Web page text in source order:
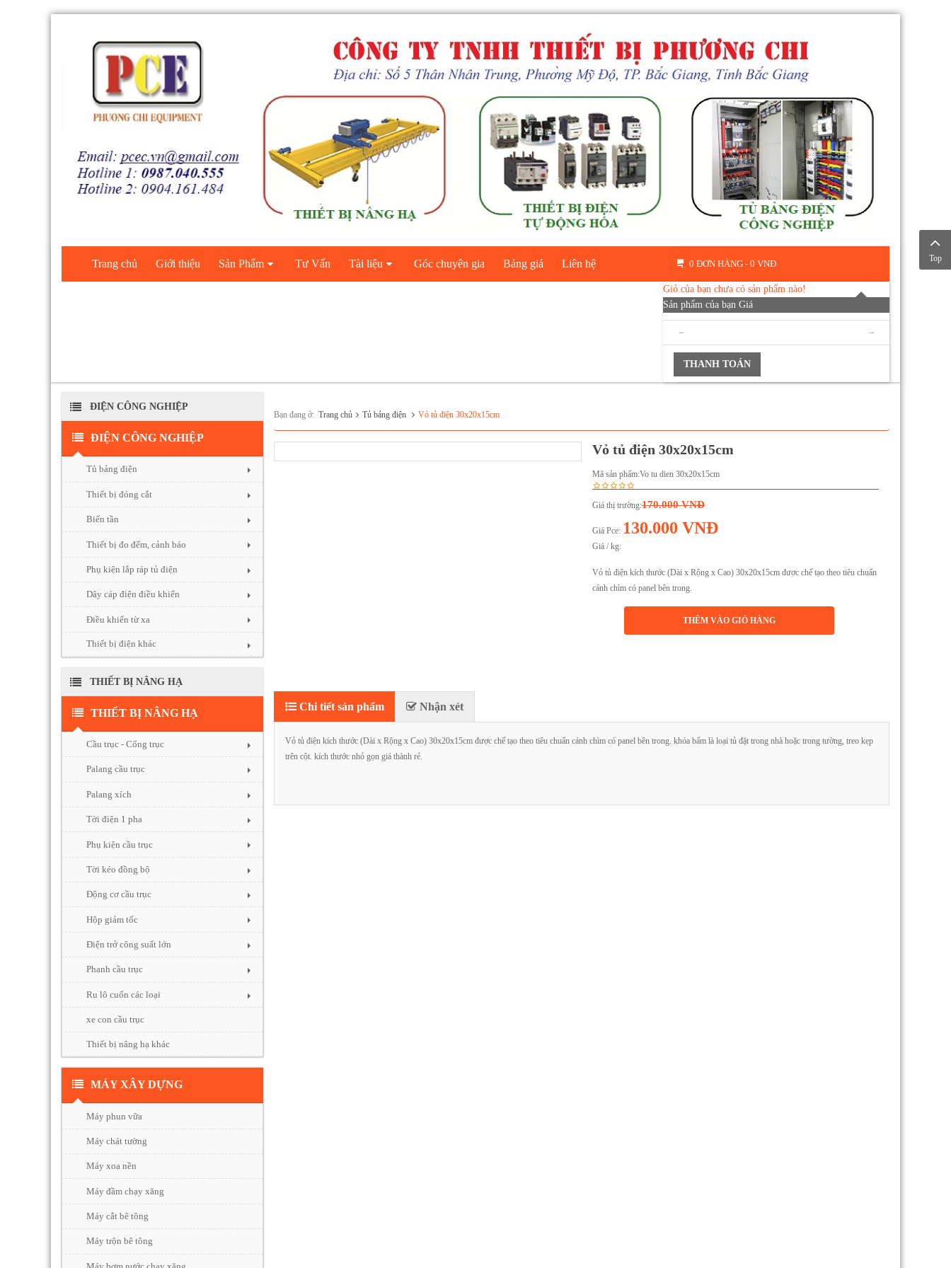
Trang chủ Giới thiệu Sản Phẩm Tư Vấn Tài liệu Góc chuyên gia Bảng giá Liên hệ 0 ĐƠN HÀNG - 0 VNĐ
Giỏ của bạn chưa có sản phẩm nào!
Sản phẩm của bạn Giá
THANH TOÁN
ĐIỆN CÔNG NGHIỆP
ĐIỆN CÔNG NGHIỆP
Tủ bảng điện
Thiết bị đóng cắt
Biến tần
Thiết bị đo đếm, cảnh báo
Phụ kiện lắp ráp tủ điện
Dây cáp điện điều khiển
Điều khiển từ xa
Thiết bị điện khác
THIẾT BỊ NÂNG HẠ
THIẾT BỊ NÂNG HẠ
Cầu trục - Cổng trục
Palang cầu trục
Palang xích
Tời điện 1 pha
Phụ kiện cầu trục
Tời kéo đồng bộ
Động cơ cầu trục
Hộp giảm tốc
Điện trở công suất lớn
Phanh cầu trục
Ru lô cuốn các loại
xe con cầu trục
Thiết bị nâng hạ khác
MÁY XÂY DỰNG
Máy phun vữa
Máy chát tường
Máy xoa nền
Máy đầm chạy xăng
Máy cắt bê tông
Máy trộn bê tông
Bạn đang ở: Trang chủ Tủ bảng điện Vỏ tủ điện 30x20x15cm
Vỏ tủ điện 30x20x15cm
Mã sản phẩm:Vo tu dien 30x20x15cm
Giá thị trường:170.000 VNĐ
Giá Pce: 130.000 VNĐ
Giá / kg:
Vỏ tủ điện kích thước (Dài x Rộng x Cao) 30x20x15cm được chế tạo theo tiêu chuẩn
cánh chìm có panel bên trong.
Chi tiết sản phẩm Nhận xét
Vỏ tủ điện kích thước (Dài x Rộng x Cao) 30x20x15cm được chế tạo theo tiêu chuẩn cánh chìm có panel bên trong. khóa bấm là loại tủ đặt trong nhà hoặc trong tường, treo kẹp
trên cột. kích thước nhỏ gọn giá thành rẻ.
Top